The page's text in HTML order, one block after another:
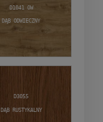
Dąb Odwieczny
D1041 OW
Dąb Rustykalny
D3055